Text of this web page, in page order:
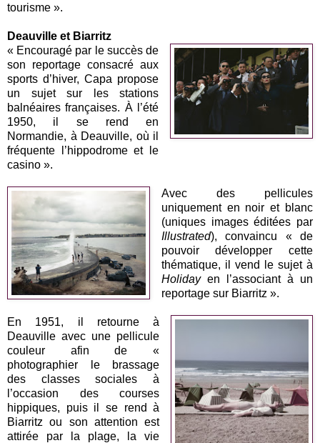
tourisme ».
Deauville et Biarritz
« Encouragé par le succès de
son reportage consacré aux
sports d’hiver, Capa propose
un sujet sur les stations
balnéaires françaises. À l’été
1950, il se rend en
Normandie, à Deauville, où il
fréquente l’hippodrome et le
casino ».
Avec des pellicules
uniquement en noir et blanc
(uniques images éditées par
Illustrated), convaincu « de
pouvoir développer cette
thématique, il vend le sujet à
Holiday en l’associant à un
reportage sur Biarritz ».
En 1951, il retourne à
Deauville avec une pellicule
couleur afin de «
photographier le brassage
des classes sociales à
l’occasion des courses
hippiques, puis il se rend à
Biarritz ou son attention est
attirée par la plage, la vie